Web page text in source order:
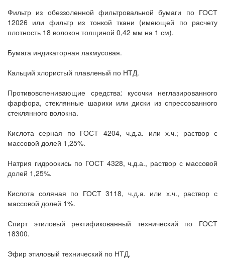
Фильтр из обеззоленной фильтровальной бумаги по ГОСТ
12026 или фильтр из тонкой ткани (имеющей по расчету
плотность 18 волокон толщиной 0,42 мм на 1 см).
Бумага индикаторная лакмусовая.
Кальций хлористый плавленый по НТД.
Противовспенивающие средства: кусочки неглазированного
фарфора, стеклянные шарики или диски из спрессованного
стеклянного волокна.
Кислота серная по ГОСТ 4204, ч.д.а. или х.ч.; раствор с
массовой долей 1,25%.
Натрия гидроокись по ГОСТ 4328, ч.д.а., раствор с массовой
долей 1,25%.
Кислота соляная по ГОСТ 3118, ч.д.а. или х.ч., раствор с
массовой долей 1%.
Спирт этиловый ректификованный технический по ГОСТ
18300.
Эфир этиловый технический по НТД.